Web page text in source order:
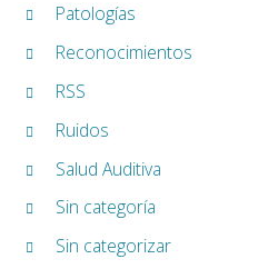
Patologías
Reconocimientos
RSS
Ruidos
Salud Auditiva
Sin categoría
Sin categorizar